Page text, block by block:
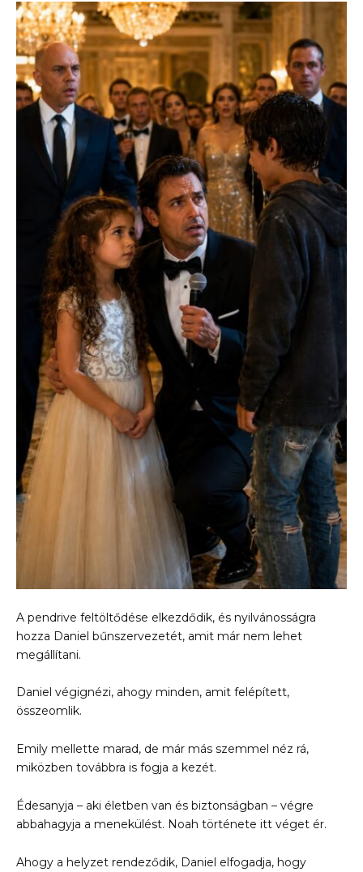
A pendrive feltöltődése elkezdődik, és nyilvánosságra
hozza Daniel bűnszervezetét, amit már nem lehet
megállítani.
Daniel végignézi, ahogy minden, amit felépített,
összeomlik.
Emily mellette marad, de már más szemmel néz rá,
miközben továbbra is fogja a kezét.
Édesanyja – aki életben van és biztonságban – végre
abbahagyja a menekülést. Noah története itt véget ér.
Ahogy a helyzet rendeződik, Daniel elfogadja, hogy